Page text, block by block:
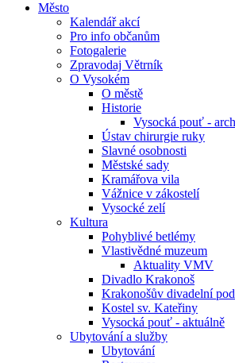
Město
Kalendář akcí
Pro info občanům
Fotogalerie
Zpravodaj Větrník
O Vysokém
O městě
Historie
Vysocká pouť -
Ústav chirurgie ruky
Slavné osobnosti
Městské sady
Kramářova vila
Vážnice v zákostelí
Vysocké zelí
Kultura
Pohyblivé betlémy
Vlastivědné muzeum
Aktuality VMV
Divadlo Krakonoš
Krakonošův divadelní
Kostel sv. Kateřiny
Vysocká pouť - aktuálně
Ubytování a služby
Ubytování